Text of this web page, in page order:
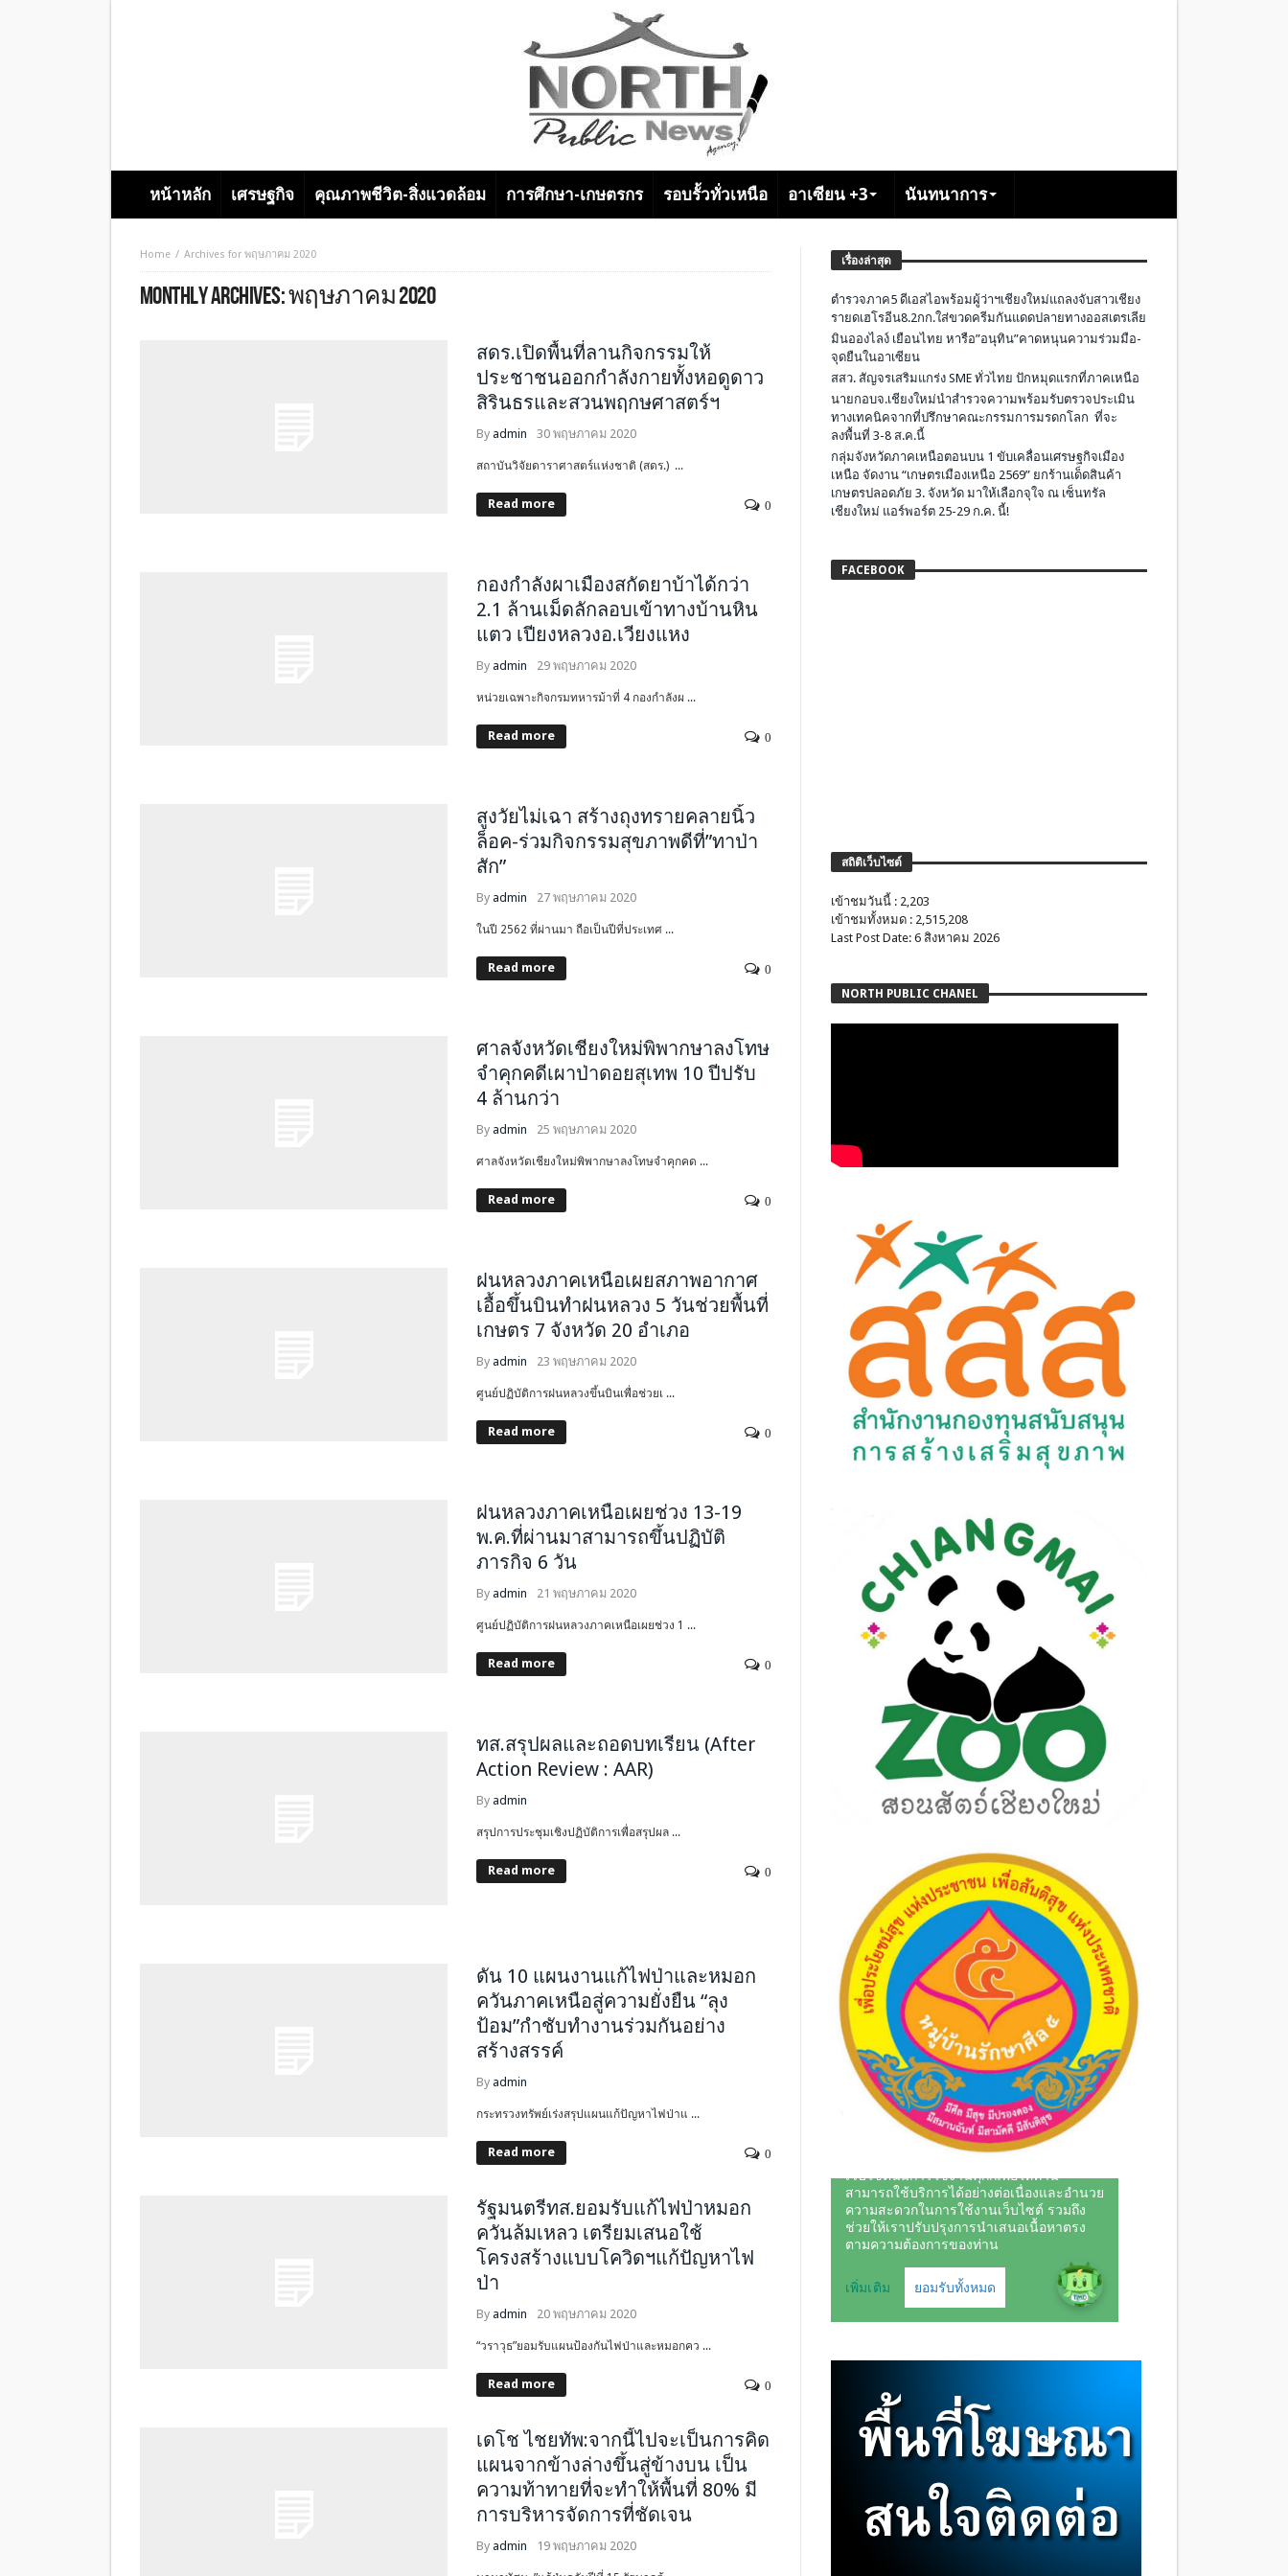
หน้าหลัก เศรษฐกิจ คุณภาพชีวิต-สิ่งแวดล้อม การศึกษา-เกษตรกร รอบรั้วทั่วเหนือ อาเซียน +3 นันทนาการ
Home Archives for พฤษภาคม 2020
MONTHLY ARCHIVES:พฤษภาคม 2020
สดร.เปิดพื้นที่ลานกิจกรรมให้
ประชาชนออกกำลังกายทั้งหอดูดาว
สิรินธรและสวนพฤกษศาสตร์ฯ
By admin 30 พฤษภาคม 2020
สถาบันวิจัยดาราศาสตร์แห่งชาติ (สดร.) ...
Read more 0
กองกำลังผาเมืองสกัดยาบ้าได้กว่า
2.1 ล้านเม็ดลักลอบเข้าทางบ้านหิน
แตว เปียงหลวงอ.เวียงแหง
By admin 29 พฤษภาคม 2020
หน่วยเฉพาะกิจกรมทหารม้าที่ 4 กองกำลังผ ...
Read more 0
สูงวัยไม่เฉา สร้างถุงทรายคลายนิ้ว
ล็อค-ร่วมกิจกรรมสุขภาพดีที่”ทาป่า
สัก”
By admin 27 พฤษภาคม 2020
ในปี 2562 ที่ผ่านมา ถือเป็นปีที่ประเทศ ...
Read more 0
ศาลจังหวัดเชียงใหม่พิพากษาลงโทษ
จำคุกคดีเผาป่าดอยสุเทพ 10 ปีปรับ
4 ล้านกว่า
By admin 25 พฤษภาคม 2020
ศาลจังหวัดเชียงใหม่พิพากษาลงโทษจำคุกคด ...
Read more 0
ฝนหลวงภาคเหนือเผยสภาพอากาศ
เอื้อขึ้นบินทำฝนหลวง 5 วันช่วยพื้นที่
เกษตร 7 จังหวัด 20 อำเภอ
By admin 23 พฤษภาคม 2020
ศูนย์ปฏิบัติการฝนหลวงขึ้นบินเพื่อช่วยเ ...
Read more 0
ฝนหลวงภาคเหนือเผยช่วง 13-19
พ.ค.ที่ผ่านมาสามารถขึ้นปฏิบัติ
ภารกิจ 6 วัน
By admin 21 พฤษภาคม 2020
ศูนย์ปฏิบัติการฝนหลวงภาคเหนือเผยช่วง 1 ...
Read more 0
ทส.สรุปผลและถอดบทเรียน (After
Action Review : AAR)
By admin
สรุปการประชุมเชิงปฏิบัติการเพื่อสรุปผล ...
Read more 0
ดัน 10 แผนงานแก้ไฟป่าและหมอก
ควันภาคเหนือสู่ความยั่งยืน “ลุง
ป้อม”กำชับทำงานร่วมกันอย่าง
สร้างสรรค์
By admin
กระทรวงทรัพย์เร่งสรุปแผนแก้ปัญหาไฟป่าแ ...
Read more 0
รัฐมนตรีทส.ยอมรับแก้ไฟป่าหมอก
ควันล้มเหลว เตรียมเสนอใช้
โครงสร้างแบบโควิดฯแก้ปัญหาไฟ
ป่า
By admin 20 พฤษภาคม 2020
“วราวุธ”ยอมรับแผนป้องกันไฟป่าและหมอกคว ...
Read more 0
เดโช ไชยทัพ:จากนี้ไปจะเป็นการคิด
แผนจากข้างล่างขึ้นสู่ข้างบน เป็น
ความท้าทายที่จะทำให้พื้นที่ 80% มี
การบริหารจัดการที่ชัดเจน
By admin 19 พฤษภาคม 2020
เรื่องล่าสุด
ตำรวจภาค5 ดีเอสไอพร้อมผู้ว่าฯเชียงใหม่แถลงจับสาวเชียง
รายดเฮโรอีน8.2กก.ใส่ขวดครีมกันแดดปลายทางออสเตรเลีย
มินอองไลง์ เยือนไทย หารือ”อนุทิน”คาดหนุนความร่วมมือ-
จุดยืนในอาเซียน
สสว. สัญจรเสริมแกร่ง SME ทั่วไทย ปักหมุดแรกที่ภาคเหนือ
นายกอบจ.เชียงใหม่นำสำรวจความพร้อมรับตรวจประเมิน
ทางเทคนิคจากที่ปรึกษาคณะกรรมการมรดกโลก ที่จะ
ลงพื้นที่ 3-8 ส.ค.นี้
กลุ่มจังหวัดภาคเหนือตอนบน 1 ขับเคลื่อนเศรษฐกิจเมือง
เหนือ จัดงาน “เกษตรเมืองเหนือ 2569” ยกร้านเด็ดสินค้า
เกษตรปลอดภัย 3. จังหวัด มาให้เลือกจุใจ ณ เซ็นทรัล
เชียงใหม่ แอร์พอร์ต 25-29 ก.ค. นี้!
FACEBOOK
สถิติเว็บไซต์
เข้าชมวันนี้ : 2,203
เข้าชมทั้งหมด : 2,515,208
Last Post Date: 6 สิงหาคม 2026
NORTH PUBLIC CHANEL